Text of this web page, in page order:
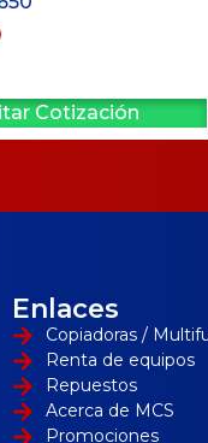
Cotización
Enlaces
Copiadoras /
Renta de equipos
Repuestos
Acerca de MCS
Promociones